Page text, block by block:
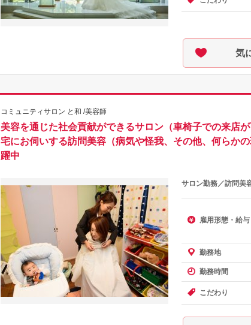
気
コミュニティサロン と和 /美容師
美容を通じた社会貢献ができるサロン（車椅子での来店
宅にお伺いする訪問美容（病気や怪我、その他、何らか
躍中
サロン勤務／訪問美
雇用形態・給与
勤務地
勤務時間
こだわり